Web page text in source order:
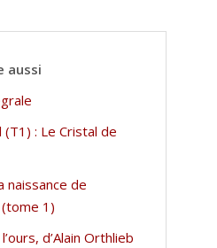
aussi
: Le Cristal de
naissance de
(tome 1)
d’Alain Orthlieb